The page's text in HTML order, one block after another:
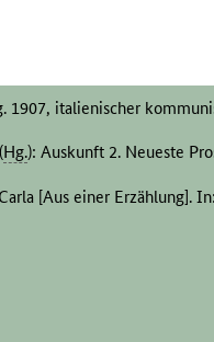
1907, italienischer
Hg.): Auskunft 2. Neueste
[Aus einer Erzählung].